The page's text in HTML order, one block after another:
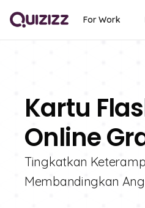
For Work
Kartu
Online
Tingkatkan
Membandingkan